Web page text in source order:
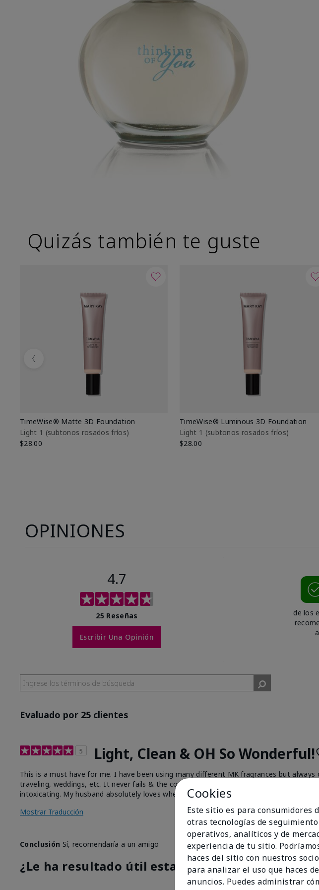
Quizás también te guste
TimeWise® Matte 3D Foundation
Light 1​ (subtonos rosados fríos)
$28.00
TimeWise® Luminous 3D Foundation
Light 1​ (subtonos rosados fríos)
$28.00
Previous
OPINIONES
4.7
25 Reseñas
Escribir Una Opinión
de los
Evaluado por 25 clientes
5 Light, Clean & OH So
This is a must have for me. I have been using many different MK fragrances but
traveling, weddings, etc. It never fails & the compliments of "You snell so good!" never
intoxicating. My husband absolutely loves whenever I wear this too! ❤️
Mostrar Traducción
Conclusión Sí, recomendaría a un amigo
¿Le ha resultado útil esta opinión?
Cookies
Este sitio es para consumidores
otras tecnologías de
operativos, analíticos y de
experiencia de tu sitio.
haces del sitio con nuestros
para analizar el uso que haces
anuncios. Puedes administrar